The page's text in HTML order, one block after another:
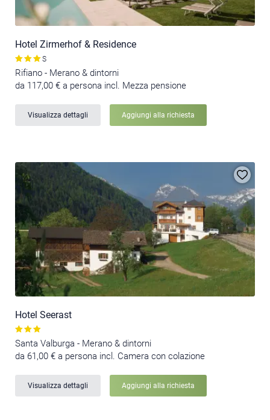
Hotel Zirmerhof & Residence
S
Rifiano - Merano & dintorni
da 117,00 € a persona incl. Mezza pensione
Visualizza dettagli Aggiungi alla richiesta
Hotel Seerast
Santa Valburga - Merano & dintorni
da 61,00 € a persona incl. Camera con colazione
Visualizza dettagli Aggiungi alla richiesta